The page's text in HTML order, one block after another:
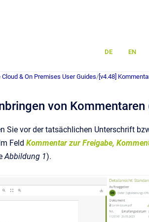
DE EN
& On Premises User Guides/ [v4.48]
von
Sie vor der tatsächlichen Unterschrift
Feld Kommentar zur Freigabe,
Abbildung 1).